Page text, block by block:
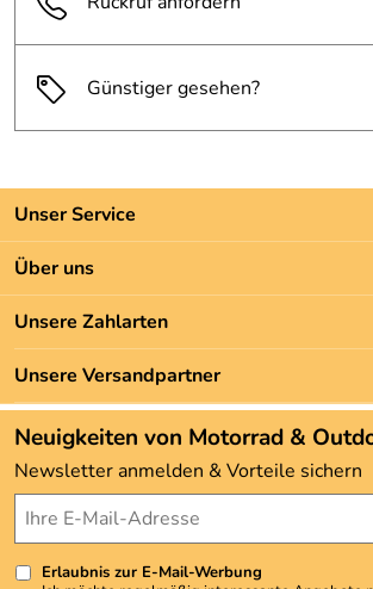
Günstiger gesehen?
Unser Service
Kontakt
Batteriegesetz
Newsletter
Zahlung und Versand
Über uns
Unsere Bestseller
Marken
Neu
Angebote
Kundenbewertungen (3.493)
4,9/5*****
Unsere Zahlarten
Unsere Versandpartner
Neuigkeiten von Motorrad &
Newsletter anmelden & Vorteile sichern
Erlaubnis zur E-Mail-Werbung